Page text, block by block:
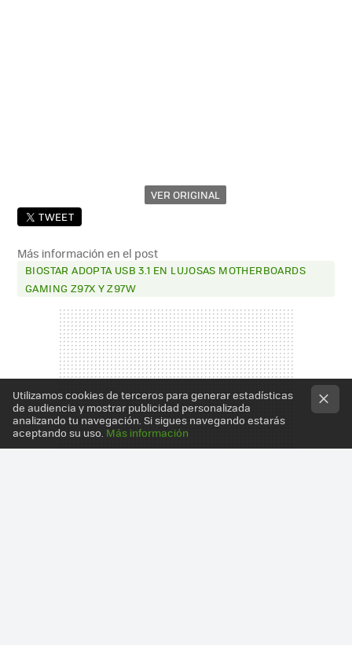
VER ORIGINAL
TWEET
Más información en el post
BIOSTAR ADOPTA USB 3.1 EN LUJOSAS MOTHERBOARDS
GAMING Z97X Y Z97W
Utilizamos cookies de terceros para generar estadísticas
de audiencia y mostrar publicidad personalizada
analizando tu navegación. Si sigues navegando estarás
aceptando su uso. Más información